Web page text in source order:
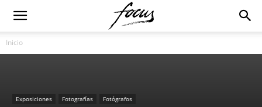
Inicio
Exposiciones Fotografías Fotógrafos